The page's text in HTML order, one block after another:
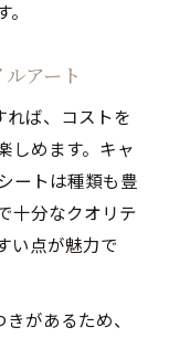
アート
ば、コストを
しめます。キャ
ートは種類も豊
十分なクオリテ
い点が魅力で
があるため、